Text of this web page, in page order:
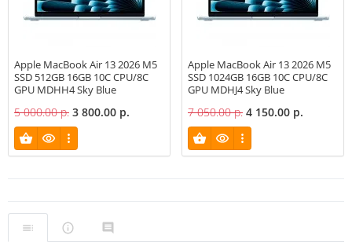
Apple MacBook Air 13 2026 M5
SSD 512GB 16GB 10C CPU/8C
GPU MDHH4 Sky Blue
5 000.00 р. 3 800.00 р.
Apple MacBook Air 13 2026 M5
SSD 1024GB 16GB 10C CPU/8C
GPU MDHJ4 Sky Blue
7 050.00 р. 4 150.00 р.